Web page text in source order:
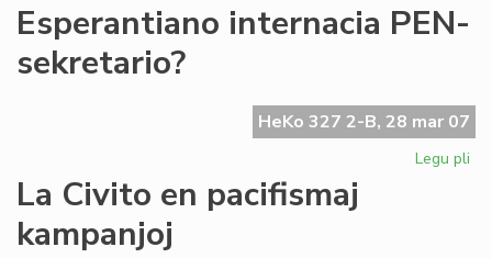
Esperantiano internacia PEN-
sekretario?
HeKo 327 2-B, 28 mar 07
Legu pli
La Civito en pacifismaj
kampanjoj